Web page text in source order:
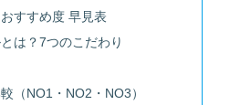
すすめ度 早見表
は？7つのこだわり
（NO1・NO2・NO3）